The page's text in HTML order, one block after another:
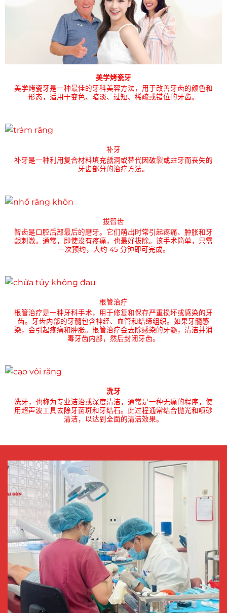
美学烤瓷牙
美学烤瓷牙是一种最佳的牙科美容方法，用于改善牙齿的颜色和
形态，适用于变色、暗淡、过短、稀疏或错位的牙齿。
补牙
补牙是一种利用复合材料填充龋洞或替代因破裂或蛀牙而丧失的
牙齿部分的治疗方法。
拔智齿
智齿是口腔后部最后的磨牙。它们萌出时常引起疼痛、肿胀和牙
龈刺激。通常，即使没有疼痛，也最好拔除。该手术简单，只需
一次预约，大约 45 分钟即可完成。
根管治疗
根管治疗是一种牙科手术，用于修复和保存严重损坏或感染的牙
齿。牙齿内部的牙髓包含神经、血管和结缔组织。如果牙髓感
染，会引起疼痛和肿胀。根管治疗会去除感染的牙髓，清洁并消
毒牙齿内部，然后封闭牙齿。
洗牙
洗牙，也称为专业洁治或深度清洁，通常是一种无痛的程序，使
用超声波工具去除牙菌斑和牙结石。此过程通常结合抛光和喷砂
清洁，以达到全面的清洁效果。